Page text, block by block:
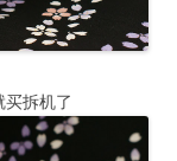
拆机了